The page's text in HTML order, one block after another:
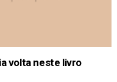
volta neste livro